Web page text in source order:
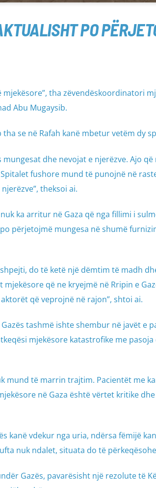
PO
tha zëvendëskoordinatori
Abu Mugaysib.
se në Rafah kanë mbetur vetëm dy
dhe nevojat e njerëzve. Ajo
fushore mund të punojnë në
theksoi ai.
ka arritur në Gaza që nga fillimi i
përjetojmë mungesa në shumë
do të ketë një dëmtim të madh
që ne kryejmë në Rripin e
që veprojnë në rajon”, shtoi ai.
tashmë ishte shembur në javët e
mjekësore katastrofike me
mund të marrin trajtim. Pacientët me
në Gaza është vërtet kritike
kanë vdekur nga uria, ndërsa fëmijë
nuk ndalet, situata do të
Gazës, pavarësisht një rezolute të